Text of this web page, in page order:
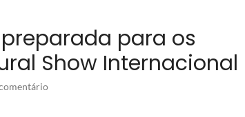
para os
Show Internacional